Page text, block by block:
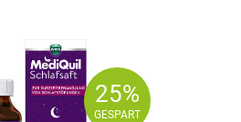
25%
GESPART
25%
GESPART